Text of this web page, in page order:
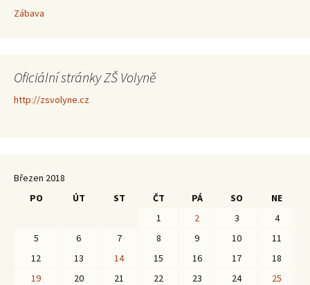
Zábava
Oficiální stránky ZŠ Volyně
http://zsvolyne.cz
Březen 2018
PO
ÚT ST ČT PÁ SO
NE
1
2 3
4
5
6 7 8 9 10
11
12
13 14 15 16 17
18
19
20 21 22 23 24
25